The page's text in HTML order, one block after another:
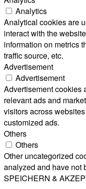
Analytics
Analytical cookies are
interact with the
information on metrics
traffic source, etc.
Advertisement
Advertisement
Advertisement cookies
relevant ads and
visitors across
customized ads.
Others
Others
Other uncategorized
analyzed and have not
SPEICHERN &